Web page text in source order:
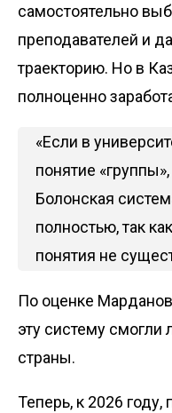
самостоятельно
преподавателей и
траекторию. Но в
полноценно
«Если в
понятие
Болонская
полностью, так
понятия не
По оценке
эту систему смогли
страны.
Теперь, к 2026